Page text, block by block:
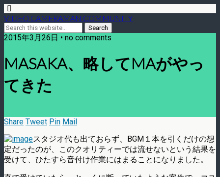
VIDEO CAMERAMAN COMMUNITY
2015年3月26日 • no comments
MASAKA、略してMAがやっ
てきた
Share Tweet Pin Mail
スタジオ代も出ておらず、BGM１本を引くだけの想
定だったのが、このクオリティーでは流せないという結果を
受けて、ひたすら音付け作業にはまることになりました。